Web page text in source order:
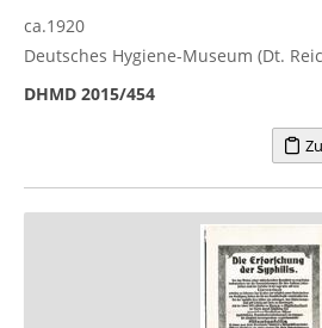
ca.1920
Deutsches Hygiene-Museum (Dt.
DHMD 2015/454